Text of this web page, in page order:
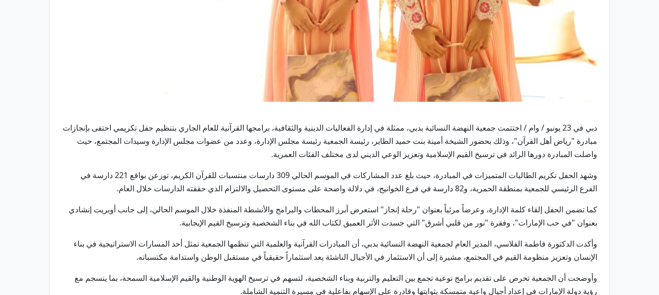
دبي في 23 يونيو / وام / اختتمت جمعية النهضة النسائية بدبي، ممثلة في إدارة الفعاليات الدينية والثقافية، برامجها القرآنية للعام الجاري بتنظيم حفل تكريمي احتفى بإنجازات
مبادرة "رياض أهل القرآن"، وذلك بحضور الشيخة أمينة بنت حميد الطاير، رئيسة الجمعية رئيسة مجلس الإدارة، وعدد من عضوات مجلس الإدارة وسيدات المجتمع، حيث
واصلت المبادرة دورها الرائد في ترسيخ القيم الإسلامية وتعزيز الوعي الديني لدى مختلف الفئات العمرية.
وشهد الحفل تكريم الطالبات المتميزات في المبادرة، حيث بلغ عدد المشاركات في الموسم الحالي 309 دارسات منتسبات للقرآن الكريم، توزعن بواقع 221 دارسة في
الفرع الرئيسي للجمعية بمنطقة الحمرية، و82 دارسة في فرع الخوانيج، في دلالة واضحة على مستوى التحصيل والالتزام الذي حققته الدارسات خلال العام.
كما تضمن الحفل إلقاء كلمة الإدارة، وعرضاً مرئياً بعنوان "رحلة إنجاز" استعرض أبرز المحطات والبرامج والأنشطة المنفذة خلال الموسم الحالي، إلى جانب أوبريت إنشادي
بعنوان "في حب الإمارات"، وفقرة "نور من قلبي أشرق" التي جسدت الأثر العميق لكتاب الله في بناء الشخصية وترسيخ القيم الإيجابية.
وأكدت الدكتورة فاطمة الفلاسي، المدير العام لجمعية النهضة النسائية بدبي، أن المبادرات القرآنية والعلمية التي تنظمها الجمعية تمثل أحد المسارات الاستراتيجية في بناء
الإنسان وتعزيز منظومة القيم في المجتمع، مشيرة إلى أن الاستثمار في الأجيال الناشئة يعد استثماراً حقيقياً في مستقبل الوطن واستدامة مكتسباته.
وأوضحت أن الجمعية تحرص على تقديم برامج نوعية تجمع بين التعليم والتربية وبناء الشخصية، لتسهم في ترسيخ الهوية الوطنية والقيم الإسلامية السمحة، بما ينسجم مع
رؤية دولة الإمارات في إعداد أجيال واعية متمسكة بثوابتها وقادرة على الإسهام بفاعلية في مسيرة التنمية الشاملة.